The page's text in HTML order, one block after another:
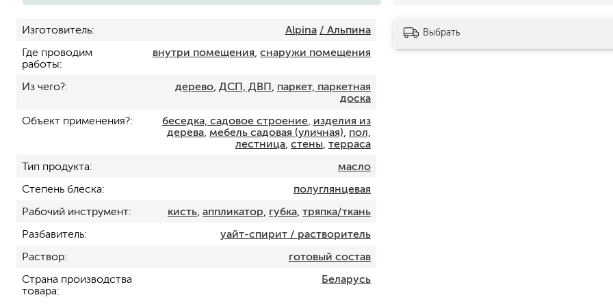
кельмы
грифельные
пожаробезопасные краски
Изготовитель Alpina / Альпина
Где проводим
работы
внутри помещения снаружи помещения
Из чего? дерево, ДСП, ДВП паркет, паркетная
доска
Объект применения?
беседка, садовое строение, изделия из
дерева, мебель садовая (уличная) пол,
лестница, стены терраса
Тип продукта
масло
Степень блеска
полуглянцевая
Рабочий инструмент
кисть, аппликатор губка, тряпка/ткань
Разбавитель
уайт-спирит / растворитель
Раствор
готовый состав
Страна производства
товара
Беларусь
Выбрать